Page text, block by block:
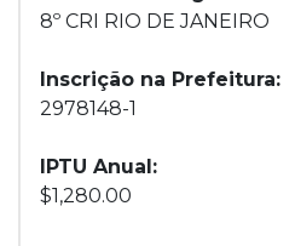
8º CRI RIO DE JANEIRO
Inscrição na Prefeitura:
2978148-1
IPTU Anual:
$1,280.00